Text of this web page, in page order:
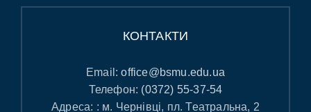
КОНТАКТИ
Email:office@bsmu.edu.ua
Телефон: (0372) 55-37-54
Адреса: : м. Чернівці, пл. Театральна, 2